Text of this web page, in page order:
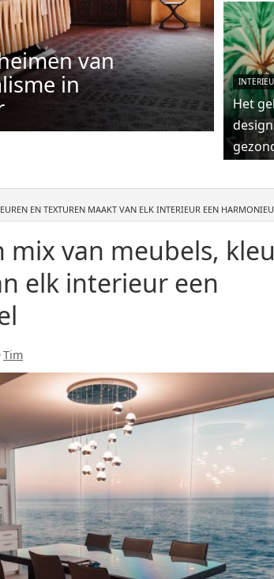
van
in
Het
EN TEXTUREN MAAKT VAN ELK INTERIEUR EEN
mix van meubels,
elk interieur een
Tim